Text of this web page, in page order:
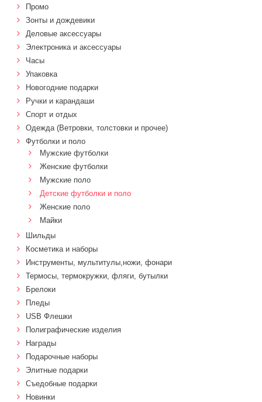
Промо
Зонты и дождевики
Деловые аксессуары
Электроника и аксессуары
Часы
Упаковка
Новогодние подарки
Ручки и карандаши
Спорт и отдых
Одежда (Ветровки, толстовки и прочее)
Футболки и поло
Мужские футболки
Женские футболки
Мужские поло
Детские футболки и поло
Женские поло
Майки
Шильды
Косметика и наборы
Инструменты, мультитулы,ножи, фонари
Термосы, термокружки, фляги, бутылки
Брелоки
Пледы
USB Флешки
Полиграфические изделия
Награды
Подарочные наборы
Элитные подарки
Cъедобные подарки
Новинки